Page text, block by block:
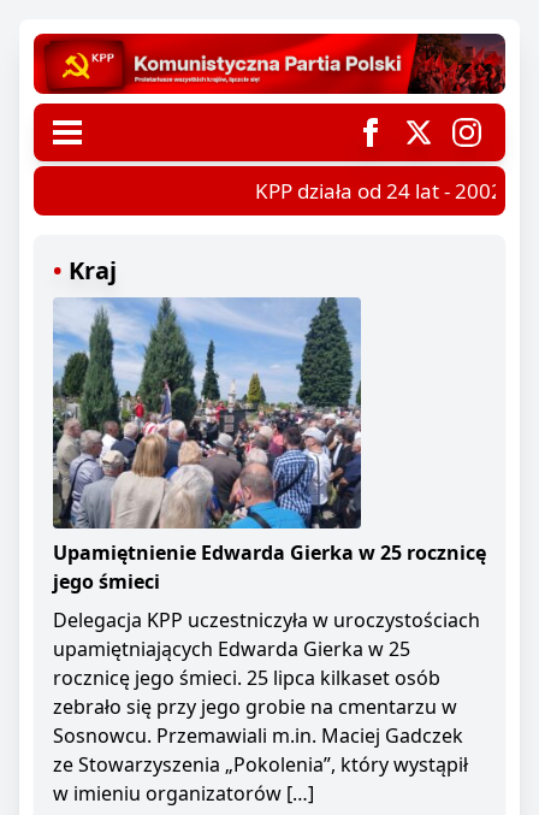
KPP działa od 24 lat - 2002-
Kraj
Upamiętnienie Edwarda Gierka w 25 rocznicę
jego śmieci
Delegacja KPP uczestniczyła w uroczystościach
upamiętniających Edwarda Gierka w 25
rocznicę jego śmieci. 25 lipca kilkaset osób
zebrało się przy jego grobie na cmentarzu w
Sosnowcu. Przemawiali m.in. Maciej Gadczek
ze Stowarzyszenia „Pokolenia”, który wystąpił
w imieniu organizatorów […]